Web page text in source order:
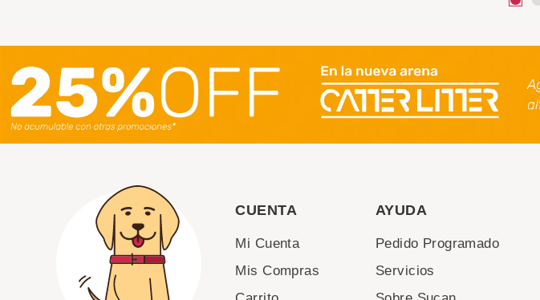
CUENTA
Mi Cuenta
Mis Compras
AYUDA
Pedido Programado
Servicios